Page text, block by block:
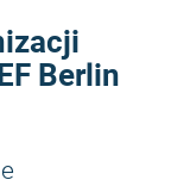
Berlin